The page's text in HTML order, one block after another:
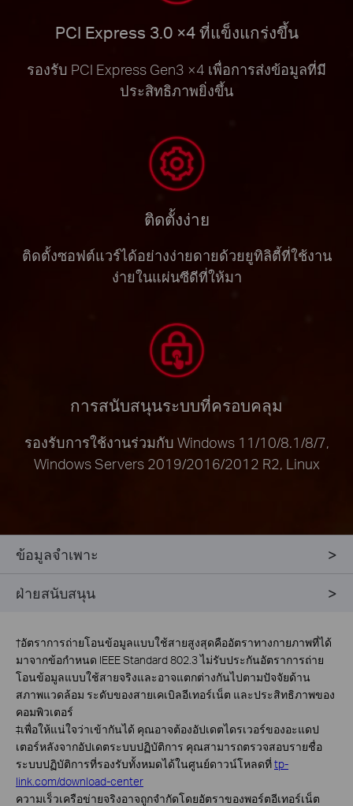
PCI Express 3.0 ×4 ที่แข็งแกร่งขึ้น
รองรับ PCI Express Gen3 ×4 เพื่อการส่งข้อมูลที่มี
ประสิทธิภาพยิ่งขึ้น
ติดตั้งง่าย
ติดตั้งซอฟต์แวร์ได้อย่างง่ายดายด้วยยูทิลิตี้ที่ใช้งาน
ง่ายในแผ่นซีดีที่ให้มา
การสนับสนุนระบบที่ครอบคลุม
รองรับการใช้งานร่วมกับ Windows 11/10/8.1/8/7,
Windows Servers 2019/2016/2012 R2, Linux
ข้อมูลจำเพาะ
ฝ่ายสนับสนุน
†อัตราการถ่ายโอนข้อมูลแบบใช้สายสูงสุดคืออัตราทางกายภาพที่ได้
มาจากข้อกำหนด IEEE Standard 802.3 ไม่รับประกันอัตราการถ่าย
โอนข้อมูลแบบใช้สายจริงและอาจแตกต่างกันไปตามปัจจัยด้าน
สภาพแวดล้อม ระดับของสายเคเบิลอีเทอร์เน็ต และประสิทธิภาพของ
คอมพิวเตอร์
‡เพื่อให้แน่ใจว่าเข้ากันได้ คุณอาจต้องอัปเดตไดรเวอร์ของอะแดป
เตอร์หลังจากอัปเดตระบบปฏิบัติการ คุณสามารถตรวจสอบรายชื่อ
ระบบปฏิบัติการที่รองรับทั้งหมดได้ในศูนย์ดาวน์โหลดที่tp-
link.com/download-center
ความเร็วเครือข่ายจริงอาจถูกจำกัดโดยอัตราของพอร์ตอีเทอร์เน็ต